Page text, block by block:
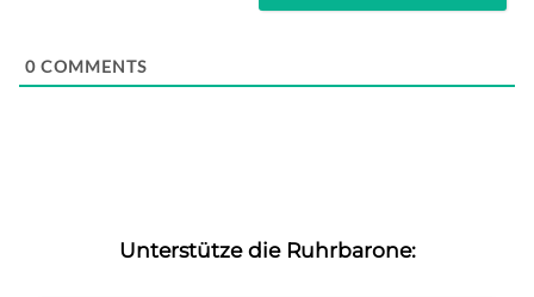
0 COMMENTS
Unterstütze die Ruhrbarone: